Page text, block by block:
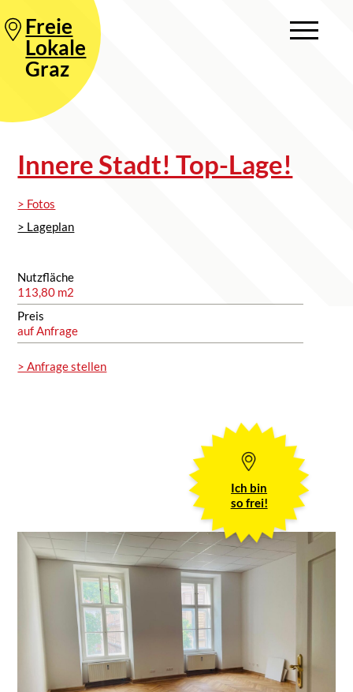
Freie
Lokale
Graz
Innere Stadt! Top-Lage!
> Fotos
> Lageplan
Nutzfläche
113,80 m2
Preis
auf Anfrage
> Anfrage stellen
Ich bin
so frei!